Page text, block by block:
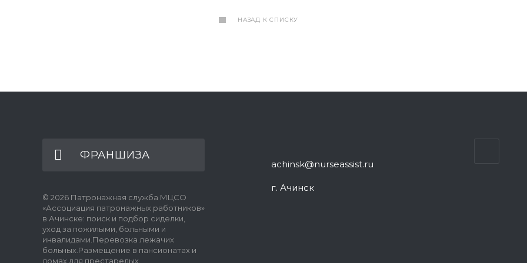
НАЗАД К СПИСКУ
ФРАНШИЗА
© 2026 Патронажная служба МЦСО
«Ассоциация патронажных работников»
в Ачинске: поиск и подбор сиделки,
уход за пожилыми, больными и
инвалидами.Перевозка лежачих
больных.Размещение в пансионатах и
домах для престарелых.
achinsk@nurseassist.ru
г. Ачинск